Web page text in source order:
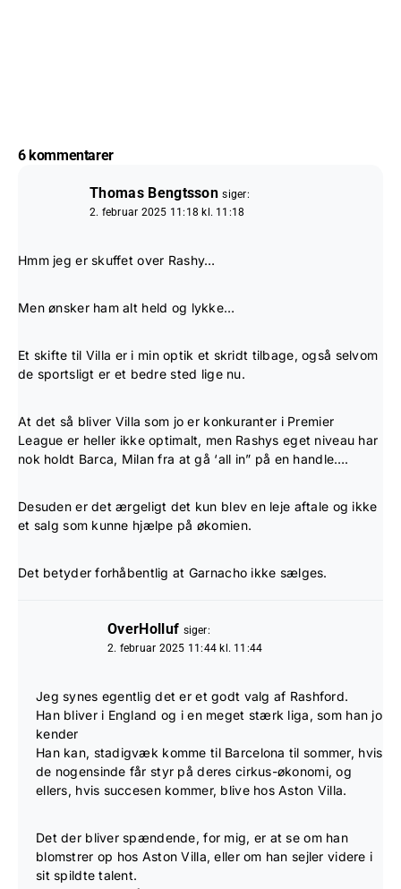
6 kommentarer
Thomas Bengtsson siger:
2. februar 2025 11:18 kl. 11:18
Hmm jeg er skuffet over Rashy…
Men ønsker ham alt held og lykke…
Et skifte til Villa er i min optik et skridt tilbage, også selvom
de sportsligt er et bedre sted lige nu.
At det så bliver Villa som jo er konkuranter i Premier
League er heller ikke optimalt, men Rashys eget niveau har
nok holdt Barca, Milan fra at gå ‘all in” på en handle….
Desuden er det ærgeligt det kun blev en leje aftale og ikke
et salg som kunne hjælpe på økomien.
Det betyder forhåbentlig at Garnacho ikke sælges.
OverHolluf siger:
2. februar 2025 11:44 kl. 11:44
Jeg synes egentlig det er et godt valg af Rashford.
Han bliver i England og i en meget stærk liga, som han jo
kender
Han kan, stadigvæk komme til Barcelona til sommer, hvis
de nogensinde får styr på deres cirkus-økonomi, og
ellers, hvis succesen kommer, blive hos Aston Villa.
Det der bliver spændende, for mig, er at se om han
blomstrer op hos Aston Villa, eller om han sejler videre i
sit spildte talent.